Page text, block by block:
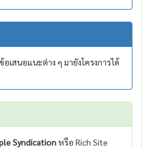
สนอแนะต่าง ๆ มายังโครงการได้
Syndicationหรือ Rich Site